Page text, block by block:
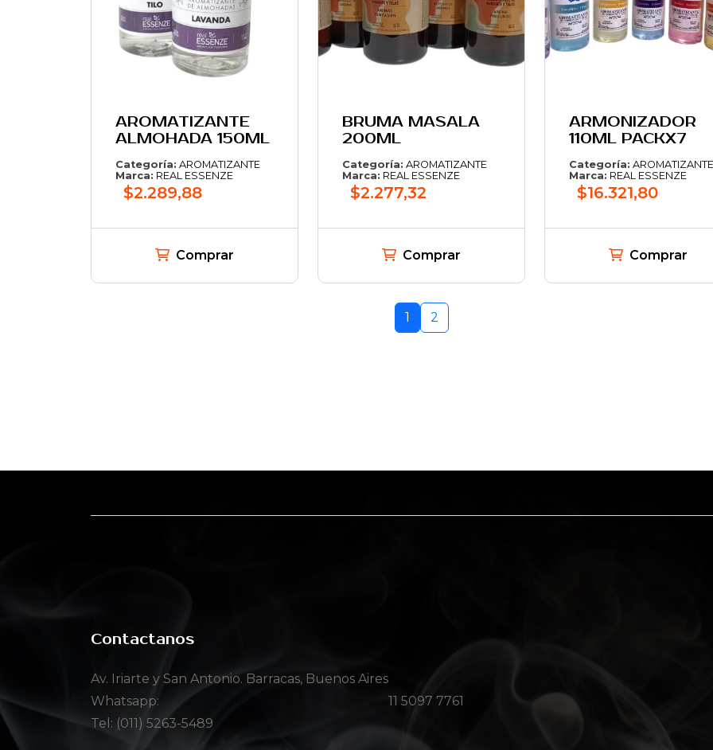
AROMATIZANTE
ALMOHADA 150ML
Categoría: AROMATIZANTE
Marca: REAL ESSENZE
$2.289,88
Comprar
BRUMA MASALA
200ML
Categoría: AROMATIZANTE
Marca: REAL ESSENZE
$2.277,32
Comprar
ARMONIZADOR
110ML PACKX7
Categoría: AROMATIZANTE
Marca: REAL ESSENZE
$16.321,80
Comprar
1 2
Contactanos
Av. Iriarte y San Antonio. Barracas, Buenos Aires
Whatsapp:
11 5097 7761
Tel: (011) 5263-5489